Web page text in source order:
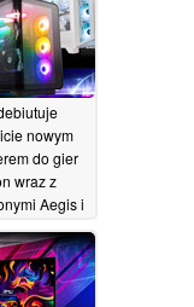
nowym
do gier
wraz z
Aegis i
przepływie
i integracją
inteligencji